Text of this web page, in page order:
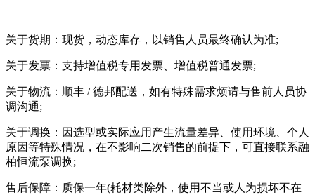
关于货期：现货，动态库存，以销售人员最终确认为准;
关于发票：支持增值税专用发票、增值税普通发票;
关于物流：顺丰 / 德邦配送，如有特殊需求烦请与售前人员协
调沟通;
关于调换：因选型或实际应用产生流量差异、使用环境、个人
原因等特殊情况，在不影响二次销售的前提下，可直接联系融
柏恒流泵调换;
售后保障：质保一年(耗材类除外，使用不当或人为损坏不在